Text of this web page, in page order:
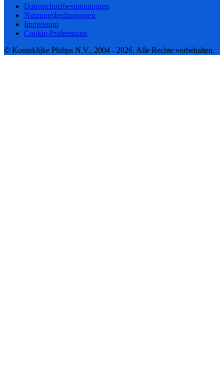
Datenschutzbestimmungen
Nutzungsbedingungen
Impressum
Cookie-Präferenzen
© Koninklijke Philips N.V., 2004 - 2026. Alle Rechte vorbehalten.